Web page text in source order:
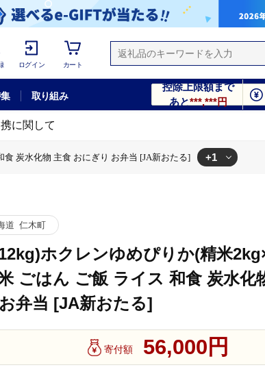
ログイン カート
取り組み
控除上限額まで
あと***,***円
に関して
炭水化物 主食 おにぎり お弁当 [JA新おたる] +1
道 仁木町
ホクレンゆめぴりか(精米
ごはん ご飯 ライス 和食 炭水化
弁当 [JA新おたる]
寄付額 56,000円